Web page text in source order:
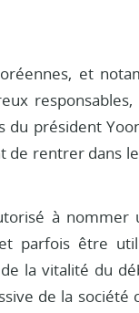
et
du président
de rentrer dans
à nommer
parfois être
la vitalité du
de la société